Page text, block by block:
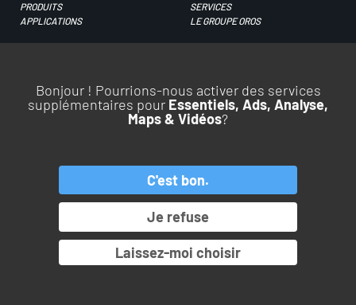
PRODUITS
SERVICES
APPLICATIONS
LE GROUPE OROS
Pamplemousse Communication #BEHAPPYBRAND
Bonjour ! Pourrions-nous activer des services
supplémentaires pour Essentiels, Ads, Analyse,
Maps & Vidéos?
Laissez-moi choisir
Je refuse
C'est bon.